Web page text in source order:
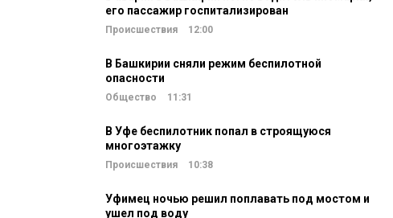
его пассажир госпитализирован
Происшествия 12:00
В Башкирии сняли режим беспилотной
опасности
Общество 11:31
В Уфе беспилотник попал в строящуюся
многоэтажку
Происшествия 10:38
Уфимец ночью решил поплавать под мостом и
ушел под воду